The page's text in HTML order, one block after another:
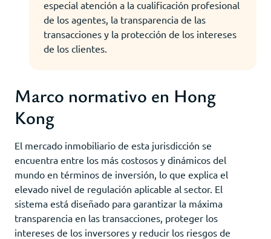
especial atención a la cualificación profesional
de los agentes, la transparencia de las
transacciones y la protección de los intereses
de los clientes.
Marco normativo en Hong
Kong
El mercado inmobiliario de esta jurisdicción se
encuentra entre los más costosos y dinámicos del
mundo en términos de inversión, lo que explica el
elevado nivel de regulación aplicable al sector. El
sistema está diseñado para garantizar la máxima
transparencia en las transacciones, proteger los
intereses de los inversores y reducir los riesgos de